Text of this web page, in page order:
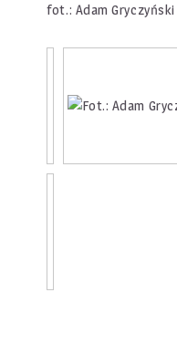
fot.: Adam Gryczyński